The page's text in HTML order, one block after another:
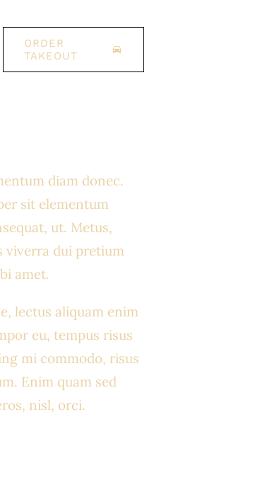
ORDER
TAKEOUT
diam donec.
sit elementum
ut. Metus,
viverra dui pretium
amet.
lectus aliquam enim
eu, tempus risus
mi commodo, risus
Enim quam sed
nisl, orci.